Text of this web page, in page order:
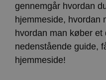
gennemgår hvordan
hjemmeside, hvordan
hvordan man køber
nedenstående guide,
hjemmeside!